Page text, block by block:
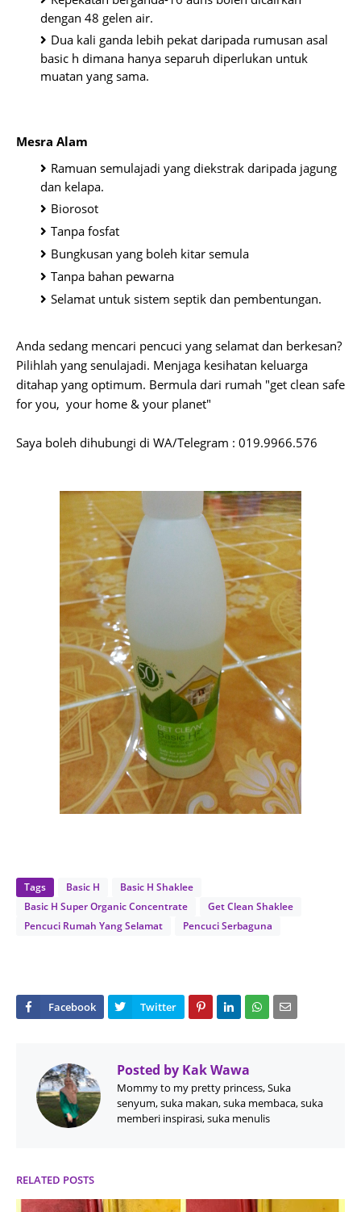
dengan 48 gelen air.
Dua kali ganda lebih pekat daripada rumusan asal
basic h dimana hanya separuh diperlukan untuk
muatan yang sama.
Mesra Alam
Ramuan semulajadi yang diekstrak daripada jagung
dan kelapa.
Biorosot
Tanpa fosfat
Bungkusan yang boleh kitar semula
Tanpa bahan pewarna
Selamat untuk sistem septik dan pembentungan.
Anda sedang mencari pencuci yang selamat dan berkesan?
Pilihlah yang senulajadi. Menjaga kesihatan keluarga
ditahap yang optimum. Bermula dari rumah "get clean safe
for you, your home & your planet"
Saya boleh dihubungi di WA/Telegram : 019.9966.576
Tags Basic H
Basic H Shaklee
Basic H Super Organic Concentrate
Get Clean Shaklee
Pencuci Rumah Yang Selamat
Pencuci Serbaguna
Posted by Kak Wawa
Mommy to my pretty princess, Suka
senyum, suka makan, suka membaca, suka
memberi inspirasi, suka menulis
RELATED POSTS